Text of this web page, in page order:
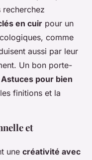
recherchez
en cuir pour un
comme
aussi par leur
Un bon porte-
Astuces pour bien
finitions et la
et
une créativité avec